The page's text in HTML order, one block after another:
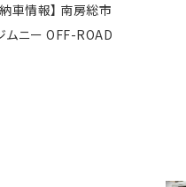
車情報】 南房総市
ムニー OFF-ROAD